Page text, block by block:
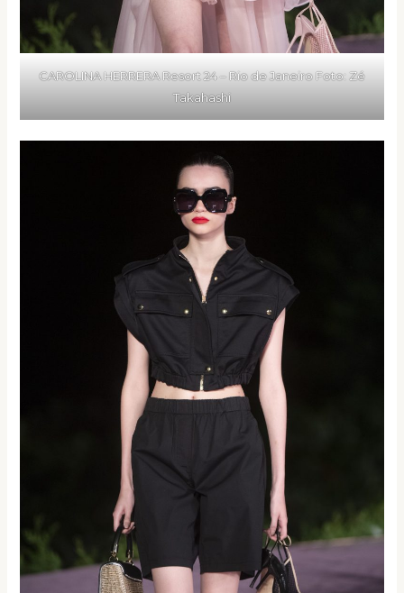
CAROLINA HERRERA Resort 24 – Rio de Janeiro Foto: Zé
Takahashi